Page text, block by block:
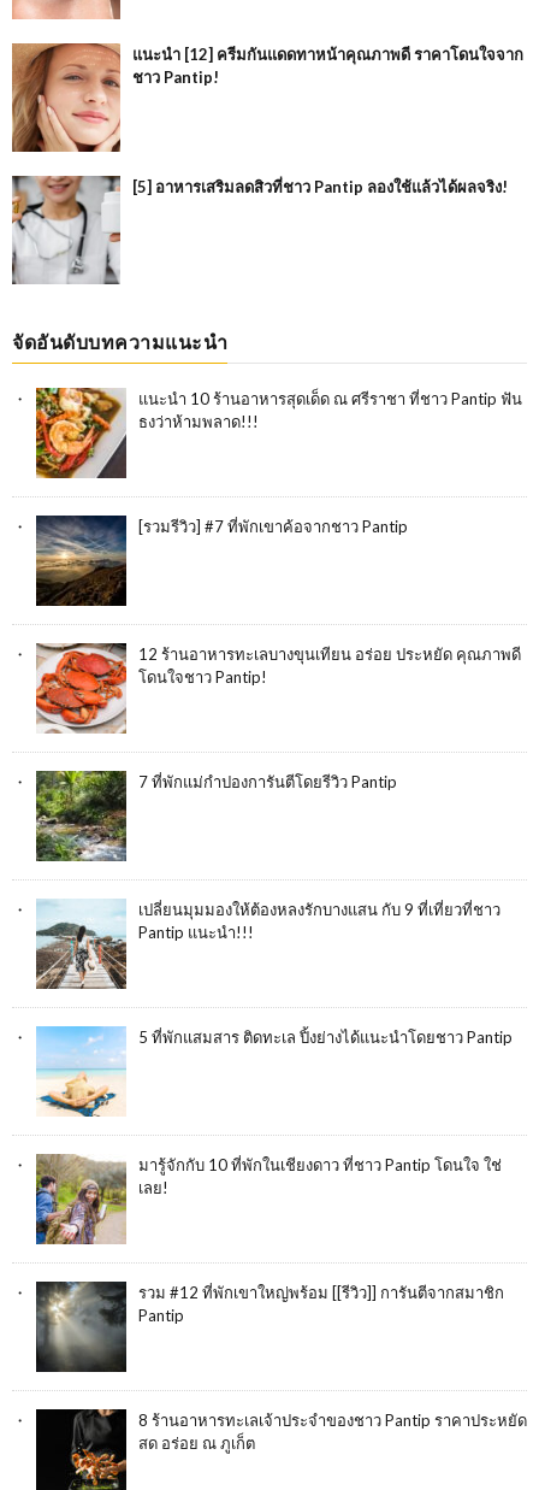
แนะนำ [12] ครีมกันแดดทาหน้าคุณภาพดี ราคาโดนใจจาก
ชาว Pantip!
[5] อาหารเสริมลดสิวที่ชาว Pantip ลองใช้แล้วได้ผลจริง!
จัดอันดับบทความแนะนำ
แนะนำ 10 ร้านอาหารสุดเด็ด ณ ศรีราชา ที่ชาว Pantip ฟัน
ธงว่าห้ามพลาด!!!
[รวมรีวิว] #7 ที่พักเขาค้อจากชาว Pantip
12 ร้านอาหารทะเลบางขุนเทียน อร่อย ประหยัด คุณภาพดี
โดนใจชาว Pantip!
7 ที่พักแม่กำปองการันตีโดยรีวิว Pantip
เปลี่ยนมุมมองให้ต้องหลงรักบางแสน กับ 9 ที่เที่ยวที่ชาว
Pantip แนะนำ!!!
5 ที่พักแสมสาร ติดทะเล ปิ้งย่างได้แนะนำโดยชาว Pantip
มารู้จักกับ 10 ที่พักในเชียงดาว ที่ชาว Pantip โดนใจ ใช่
เลย!
รวม #12 ที่พักเขาใหญ่พร้อม [[รีวิว]] การันตีจากสมาชิก
Pantip
8 ร้านอาหารทะเลเจ้าประจำของชาว Pantip ราคาประหยัด
สด อร่อย ณ ภูเก็ต